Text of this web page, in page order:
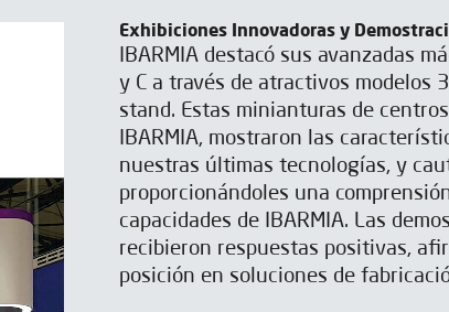
Exhibiciones Innovadoras y
IBARMIA destacó sus avanzadas
y C a través de atractivos modelos
stand. Estas minianturas de
IBARMIA, mostraron las
nuestras últimas tecnologías, y
proporcionándoles una
capacidades de IBARMIA. Las
recibieron respuestas positivas,
posición en soluciones de